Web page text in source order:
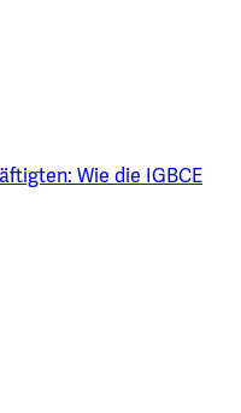
Wie die IGBCE